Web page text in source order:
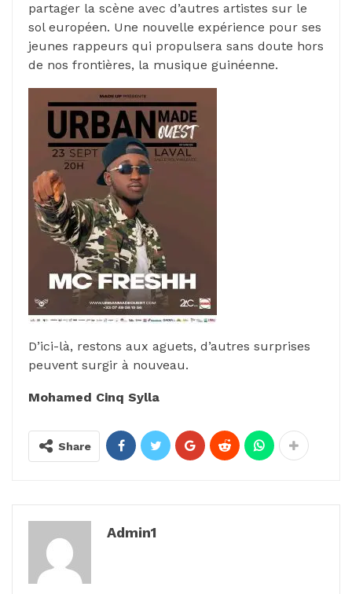
partager la scène avec d’autres artistes sur le
sol européen. Une nouvelle expérience pour ses
jeunes rappeurs qui propulsera sans doute hors
de nos frontières, la musique guinéenne.
D’ici-là, restons aux aguets, d’autres surprises
peuvent surgir à nouveau.
Mohamed Cinq Sylla
Share
Admin1